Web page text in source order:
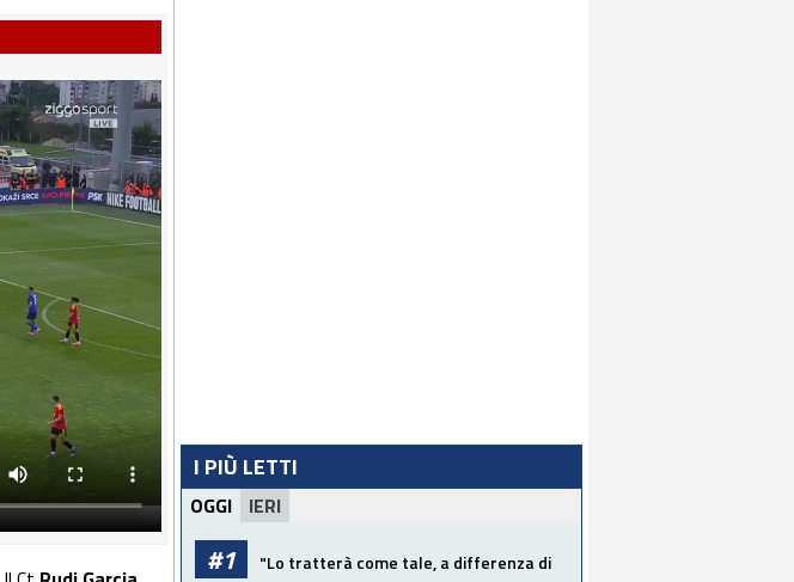
I PIÙ LETTI
OGGI IERI
#1
"Lo tratterà come tale, a differenza di